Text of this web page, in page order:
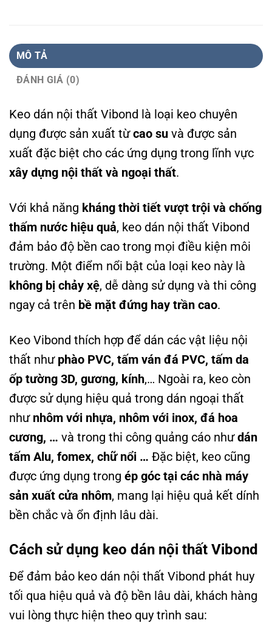
MÔ TẢ
ĐÁNH GIÁ (0)
Keo dán nội thất Vibond là loại keo chuyên
dụng được sản xuất từcao su và được sản
xuất đặc biệt cho các ứng dụng trong lĩnh vực
xây dựng nội thất và ngoại thất.
Với khả năng kháng thời tiết vượt trội và chống
thấm nước hiệu quả, keo dán nội thất Vibond
đảm bảo độ bền cao trong mọi điều kiện môi
trường. Một điểm nổi bật của loại keo này là
không bị chảy xệ, dễ dàng sử dụng và thi công
ngay cả trên bề mặt đứng hay trần cao.
Keo Vibond thích hợp để dán các vật liệu nội
thất như phào PVC, tấm ván đá PVC, tấm da
ốp tường 3D, gương, kính,… Ngoài ra, keo còn
được sử dụng hiệu quả trong dán ngoại thất
như nhôm với nhựa, nhôm với inox, đá hoa
cương, … và trong thi công quảng cáo nhưdán
tấm Alu, fomex, chữ nổi … Đặc biệt, keo cũng
được ứng dụng trong ép góc tại các nhà máy
sản xuất cửa nhôm, mang lại hiệu quả kết dính
bền chắc và ổn định lâu dài.
Cách sử dụng keo dán nội thất Vibond
Để đảm bảo keo dán nội thất Vibond phát huy
tối qua hiệu quả và độ bền lâu dài, khách hàng
vui lòng thực hiện theo quy trình sau: